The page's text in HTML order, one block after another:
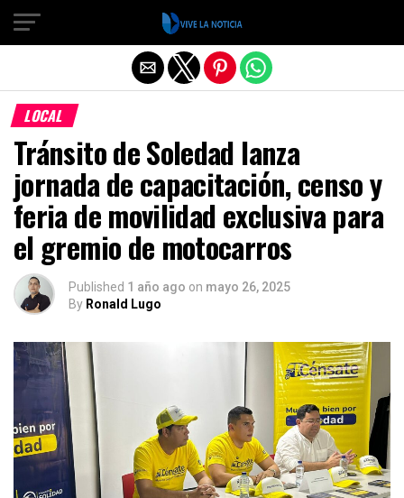
LOCAL
Tránsito de Soledad lanza
jornada de capacitación, censo y
feria de movilidad exclusiva para
el gremio de motocarros
Published 1 año ago on mayo 26, 2025
By Ronald Lugo
Salir de la versión móvil